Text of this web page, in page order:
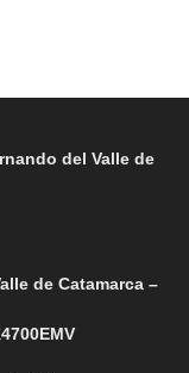
del Valle de
de Catamarca –